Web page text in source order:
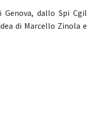
dallo Spi Cgil
di Marcello Zinola e